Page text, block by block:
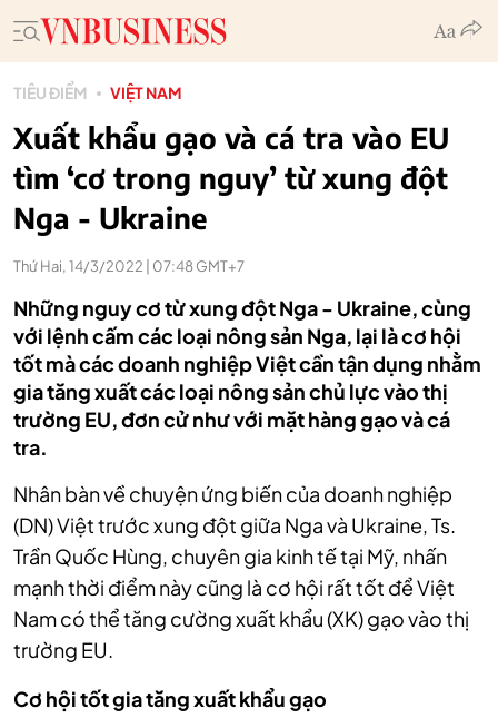
TIÊU ĐIỂM VIỆT NAM
Xuất khẩu gạo và cá tra vào EU
tìm ‘cơ trong nguy’ từ xung đột
Nga - Ukraine
Thứ Hai, 14/3/2022 | 07:48 GMT+7
Những nguy cơ từ xung đột Nga - Ukraine, cùng
với lệnh cấm các loại nông sản Nga, lại là cơ hội
tốt mà các doanh nghiệp Việt cần tận dụng nhằm
gia tăng xuất các loại nông sản chủ lực vào thị
trường EU, đơn cử như với mặt hàng gạo và cá
tra.
Nhân bàn về chuyện ứng biến của doanh nghiệp
(DN) Việt trước xung đột giữa Nga và Ukraine, Ts.
Trần Quốc Hùng, chuyên gia kinh tế tại Mỹ, nhấn
mạnh thời điểm này cũng là cơ hội rất tốt để Việt
Nam có thể tăng cường xuất khẩu (XK) gạo vào thị
trường EU.
Cơ hội tốt gia tăng xuất khẩu gạo